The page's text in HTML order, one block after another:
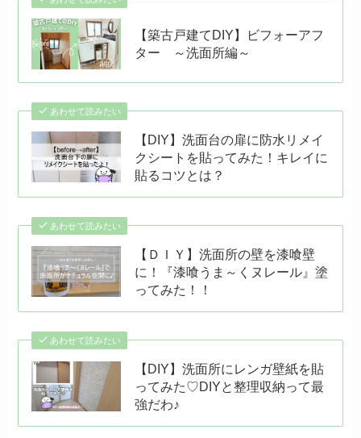
【築古戸建てDIY】ビフォーアフ
ター ～洗面所編～
あわせて読みたい
【DIY】洗面台の扉に防水リメイ
クシートを貼ってみた！キレイに
貼るコツとは？
あわせて読みたい
【ＤＩＹ】洗面所の壁を漆喰壁
に！『漆喰うま～くヌレール』塗
ってみた！！
あわせて読みたい
【DIY】洗面所にレンガ壁紙を貼
ってみた♡DIYと整理収納って最
強だわ♪